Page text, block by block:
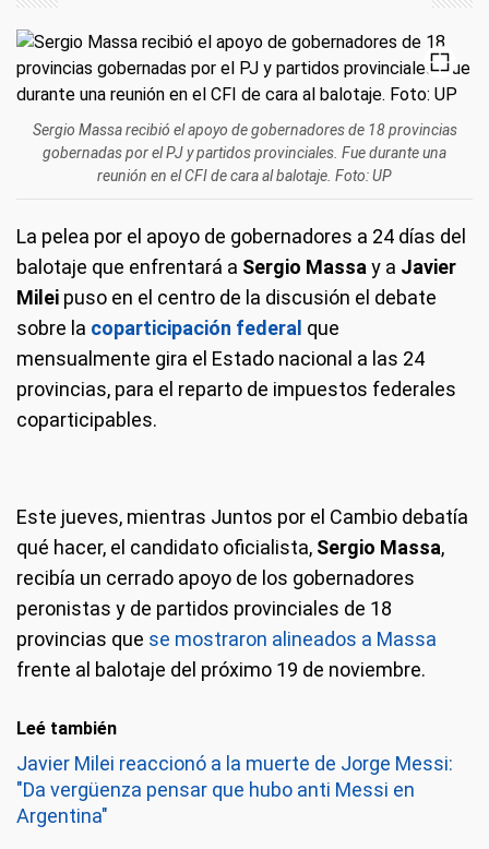
Sergio Massa recibió el apoyo de gobernadores de 18 provincias
gobernadas por el PJ y partidos provinciales. Fue durante una
reunión en el CFI de cara al balotaje. Foto: UP
La pelea por el apoyo de gobernadores a 24 días del
balotaje que enfrentará a Sergio Massay a Javier
Milei puso en el centro de la discusión el debate
sobre la coparticipación federal que
mensualmente gira el Estado nacional a las 24
provincias, para el reparto de impuestos federales
coparticipables.
Este jueves, mientras Juntos por el Cambio debatía
qué hacer, el candidato oficialista, Sergio Massa,
recibía un cerrado apoyo de los gobernadores
peronistas y de partidos provinciales de 18
provincias que se mostraron alineados a Massa
frente al balotaje del próximo 19 de noviembre.
Leé también
Javier Milei reaccionó a la muerte de Jorge Messi:
"Da vergüenza pensar que hubo anti Messi en
Argentina"